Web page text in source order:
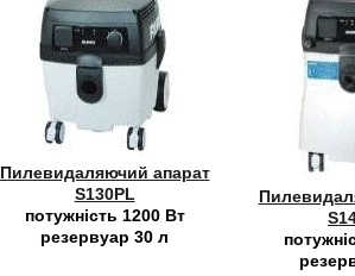
Пилевидаляючий апарат
S130PL
потужність 1200 Вт
резервуар 30 л